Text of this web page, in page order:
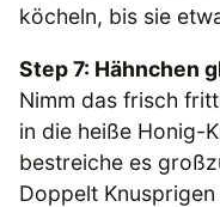
köcheln, bis sie
Step 7: Hähnchen
Nimm das frisch
in die heiße Honig-
bestreiche es
Doppelt